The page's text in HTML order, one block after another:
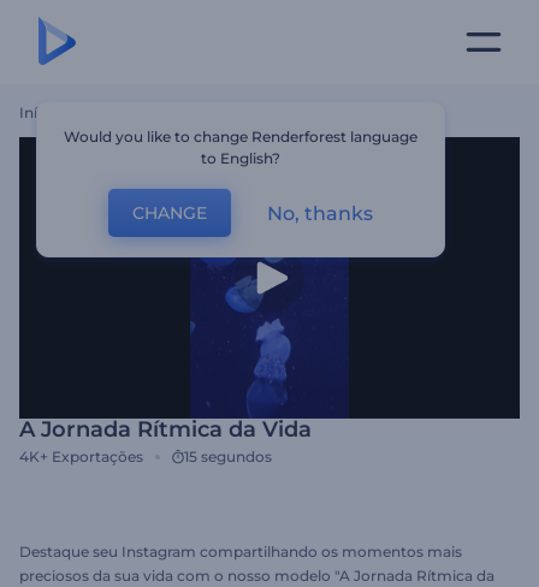
Início
A Jornada Rítmica da Vida
4K+ Exportações 15 segundos
Destaque seu Instagram compartilhando os momentos mais
preciosos da sua vida com o nosso modelo "A Jornada Rítmica da
Would you like to change Renderforest language
to English?
CHANGE No, thanks